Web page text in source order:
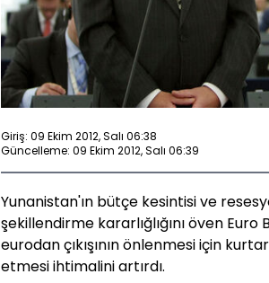
Giriş: 09 Ekim 2012, Salı 06:38
Güncelleme: 09 Ekim 2012, Salı 06:39
Yunanistan'ın bütçe kesintisi ve
şekillendirme kararlığlığını öven
eurodan çıkışının önlenmesi için
etmesi ihtimalini artırdı.